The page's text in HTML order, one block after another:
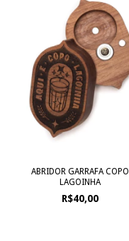
ABRIDOR GARRAFA COPO
LAGOINHA
R$40,00